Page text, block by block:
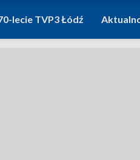
lecie TVP3 Łódź